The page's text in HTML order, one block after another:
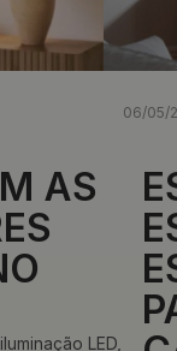
AS
LED,
06/05/